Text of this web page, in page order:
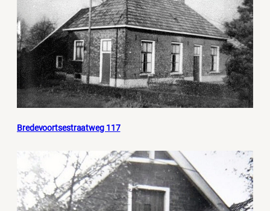
Bredevoortsestraatweg 117